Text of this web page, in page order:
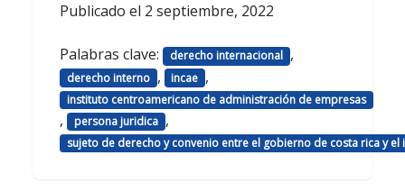
Publicado el 2 septiembre, 2022
Palabras clave: derecho internacional ,
derecho interno , incae ,
instituto centroamericano de administración de empresas
, persona juridica ,
sujeto de derecho y convenio entre el gobierno de costa rica y